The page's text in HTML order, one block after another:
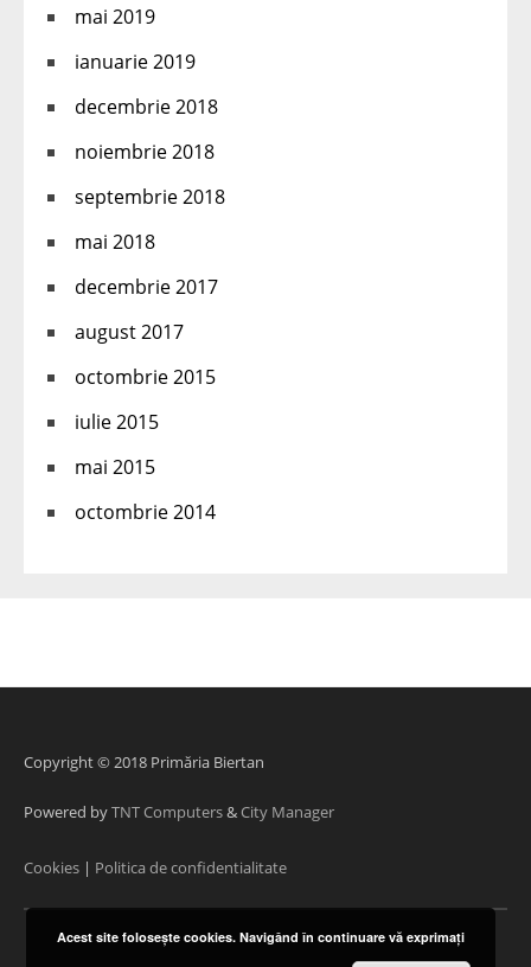
mai 2019
ianuarie 2019
decembrie 2018
noiembrie 2018
septembrie 2018
mai 2018
decembrie 2017
august 2017
octombrie 2015
iulie 2015
mai 2015
octombrie 2014
Copyright © 2018 Primăria Biertan
Powered byTNT Computers&City Manager
Cookies | Politica de confidentialitate
Acest site foloseşte cookies. Navigând în continuare vă exprimaţi